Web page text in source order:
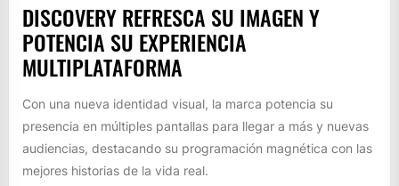
DISCOVERY REFRESCA SU IMAGEN Y
POTENCIA SU EXPERIENCIA
MULTIPLATAFORMA
Con una nueva identidad visual, la marca potencia su
presencia en múltiples pantallas para llegar a más y nuevas
audiencias, destacando su programación magnética con las
mejores historias de la vida real.